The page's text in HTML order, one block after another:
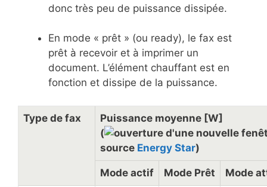
donc très peu de puissance dissipée.
En mode « prêt » (ou ready), le fax est
prêt à recevoir et à imprimer un
document. L’élément chauffant est en
fonction et dissipe de la puissance.
Type de fax
Puissance moyenne [W]
(
source Energy Star)
Mode actif Mode Prêt Mode